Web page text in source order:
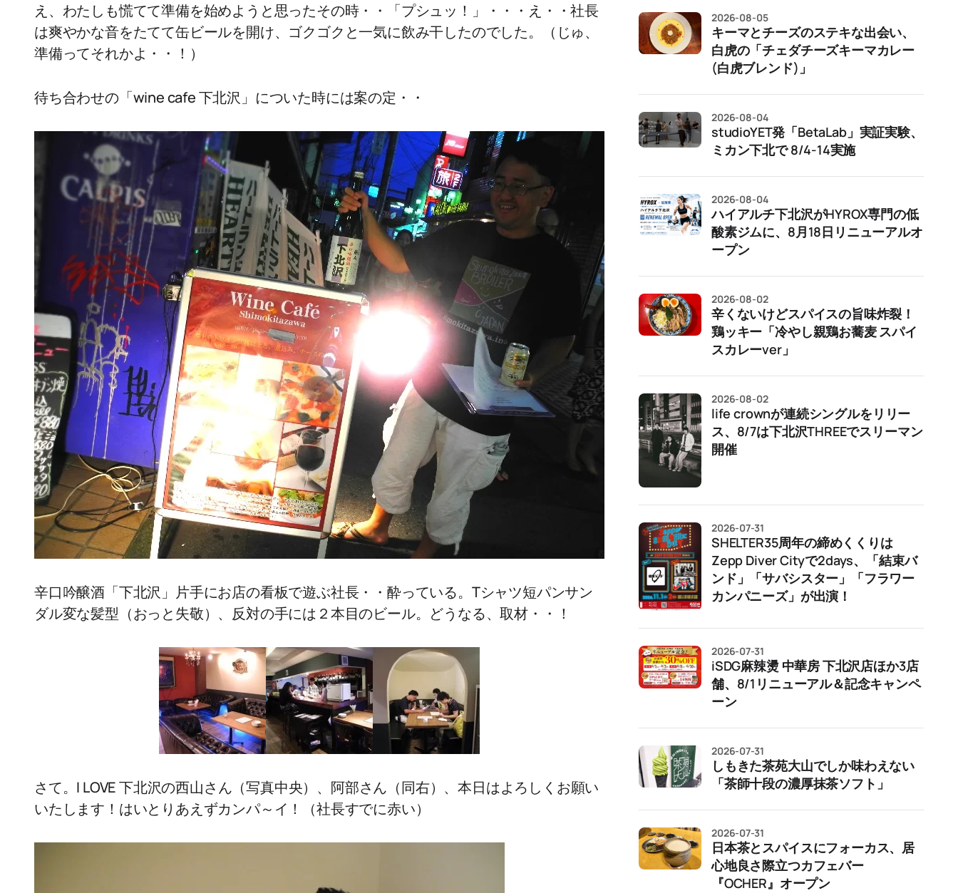
え、わたしも慌てて準備を始めようと思ったその時・・「プシュッ！」・・・え・・社長
は爽やかな音をたてて缶ビールを開け、ゴクゴクと一気に飲み干したのでした。（じゅ、
準備ってそれかよ・・！）
待ち合わせの「wine cafe 下北沢」についた時には案の定・・
辛口吟醸酒「下北沢」片手にお店の看板で遊ぶ社長・・酔っている。Tシャツ短パンサン
ダル変な髪型（おっと失敬）、反対の手には２本目のビール。どうなる、取材・・！
さて。I LOVE 下北沢の西山さん（写真中央）、阿部さん（同右）、本日はよろしくお願い
いたします！はいとりあえずカンパ～イ！（社長すでに赤い）
キーマとチーズのステキな出会い、
白虎の「チェダチーズキーマカレー
(白虎ブレンド)」
2026-08-05
studioYET発「BetaLab」実証実験、
ミカン下北で 8/4-14実施
2026-08-04
ハイアルチ下北沢がHYROX専門の低
酸素ジムに、8月18日リニューアルオ
ープン
2026-08-04
辛くないけどスパイスの旨味炸裂！
鶏ッキー「冷やし親鶏お蕎麦 スパイ
スカレーver」
2026-08-02
life crownが連続シングルをリリー
ス、8/7は下北沢THREEでスリーマン
開催
2026-08-02
SHELTER35周年の締めくくりは
Zepp Diver Cityで2days、「結束バ
ンド」「サバシスター」「フラワー
カンパニーズ」が出演！
2026-07-31
iSDG麻辣燙 中華房 下北沢店ほか3店
舗、8/1リニューアル＆記念キャンペ
ーン
2026-07-31
しもきた茶苑大山でしか味わえない
「茶師十段の濃厚抹茶ソフト」
2026-07-31
日本茶とスパイスにフォーカス、居
心地良さ際立つカフェバー
『OCHER』オープン
2026-07-31